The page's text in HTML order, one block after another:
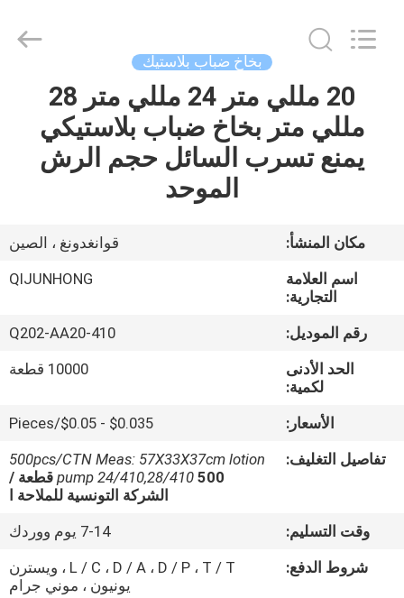
المنزل
المنتجات
جولة
المصنع
مراقبة
اتصل
PRODUCTS
MANUFACTORY
بخاخ ضباب بلاستيك
20 مللي متر 24 مللي متر 28
مللي متر بخاخ ضباب بلاستيكي
يمنع تسرب السائل حجم الرش
الموحد
مكان المنشأ:
قوانغدونغ ، الصين
اسم العلامة
التجارية:
QIJUNHONG
رقم الموديل:
Q202-AA20-410
الحد الأدنى
لكمية:
10000 قطعة
الأسعار:
$0.035 - $0.05/Pieces
تفاصيل التغليف:
500pcs/CTN Meas: 57X33X37cm lotion
pump 24/410,28/410500 قطعة /
الشركة التونسية للملاحة ا
وقت التسليم:
7-14 يوم ووردك
شروط الدفع:
L / C ، D / A ، D / P ، T / T ، ويسترن
يونيون ، موني جرام